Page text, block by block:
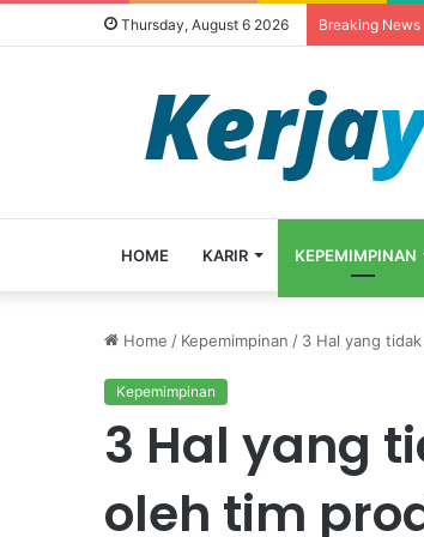
Thursday, August 6 2026 Breaking News
HOME KARIR KEPEMIMPINAN
Home / Kepemimpinan / 3 Hal yang
Kepemimpinan
3 Hal yang
oleh tim